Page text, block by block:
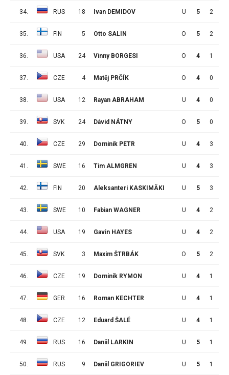
34. RUS 18 Ivan DEMIDOV U 5 2
35. FIN 5 Otto SALIN O 5 2
36. USA 24 Vinny BORGESI O 4 1
37. CZE 4 Matěj PRČÍK O 4 0
38. USA 12 Rayan ABRAHAM U 4 0
39. SVK 24 Dávid NÁTNY O 5 0
40. CZE 29 Dominik PETR U 4 3
41. SWE 16 Tim ALMGREN U 4 3
42. FIN 20 Aleksanteri KASKIMÄKI U 5 3
43. SWE 10 Fabian WAGNER U 4 2
44. USA 19 Gavin HAYES U 4 2
45. SVK 3 Maxim ŠTRBÁK O 5 2
46. CZE 19 Dominik RYMON U 4 1
47. GER 16 Roman KECHTER U 4 1
48. CZE 12 Eduard ŠALÉ U 4 1
49. RUS 16 Daniil LARKIN U 5 1
50. RUS 9 Daniil GRIGORIEV U 5 1